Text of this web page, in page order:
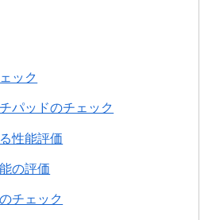
ック
パッドのチェック
性能評価
の評価
チェック